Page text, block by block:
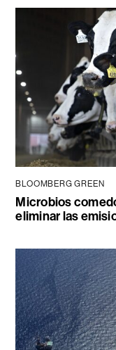
BLOOMBERG GREEN
Microbios
eliminar las